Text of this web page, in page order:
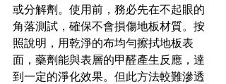
或分解劑。使用前，務必先在不起眼的
角落測試，確保不會損傷地板材質。按
照說明，用乾淨的布均勻擦拭地板表
面，藥劑能與表層的甲醛產生反應，達
到一定的淨化效果。但此方法較難滲透